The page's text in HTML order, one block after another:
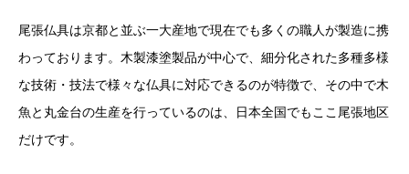
尾張仏具は京都と並ぶ一大産地で現在でも多くの職人が製造に携
わっております。木製漆塗製品が中心で、細分化された多種多様
な技術・技法で様々な仏具に対応できるのが特徴で、その中で木
魚と丸金台の生産を行っているのは、日本全国でもここ尾張地区
だけです。